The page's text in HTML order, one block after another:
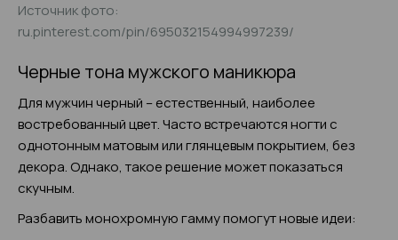
Источник фото:
ru.pinterest.com/pin/695032154994997239/
Черные тона мужского маникюра
Для мужчин черный – естественный, наиболее
востребованный цвет. Часто встречаются ногти с
однотонным матовым или глянцевым покрытием, без
декора. Однако, такое решение может показаться
скучным.
Разбавить монохромную гамму помогут новые идеи: